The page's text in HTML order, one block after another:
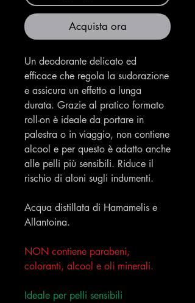
Acquista ora
Un deodorante delicato ed
efficace che regola la sudorazione
e assicura un effetto a lunga
durata. Grazie al pratico formato
roll-on è ideale da portare in
palestra o in viaggio, non contiene
alcool e per questo è adatto anche
alle pelli più sensibili. Riduce il
rischio di aloni sugli indumenti.
Acqua distillata di Hamamelis e
Allantoina.
NON contiene parabeni,
coloranti, alcool e oli minerali.
Ideale per pelli sensibili